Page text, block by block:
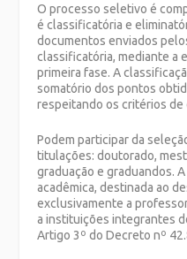
O processo seletivo é
é classificatória e
documentos enviados
classificatória, mediante a
primeira fase. A
somatório dos pontos
respeitando os critérios de
Podem participar da
titulações: doutorado,
graduação e graduandos.
acadêmica, destinada ao
exclusivamente a
a instituições integrantes
Artigo 3º do Decreto nº